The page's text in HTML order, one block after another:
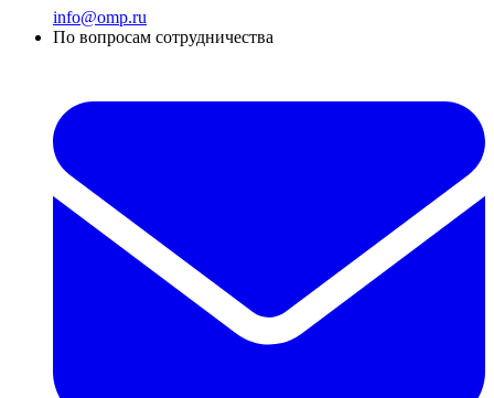
info@omp.ru
По вопросам сотрудничества